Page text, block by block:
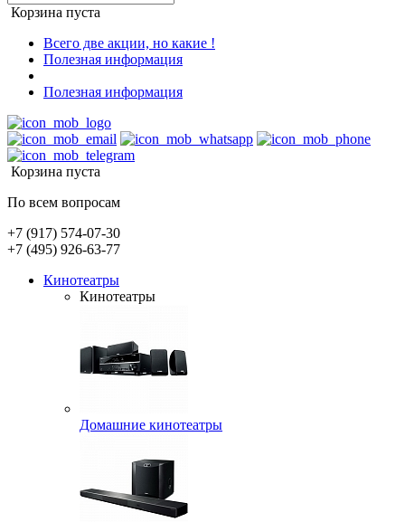
Корзина пуста
Всего две акции, но какие !
Полезная информация
Полезная информация
Корзина пуста
По всем вопросам
+7 (917) 574-07-30
+7 (495) 926-63-77
Кинотеатры
Кинотеатры
Домашние кинотеатры